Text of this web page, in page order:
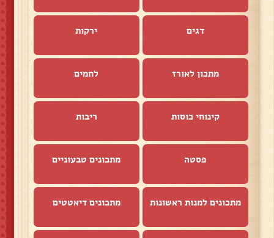
דגים ירקות
מתכון לאורז לחמים
קינוחי כוסות ריבות
פסטה מתכונים טבעוניים
מתכונים למנות ראשונות מתכונים דיאטטים